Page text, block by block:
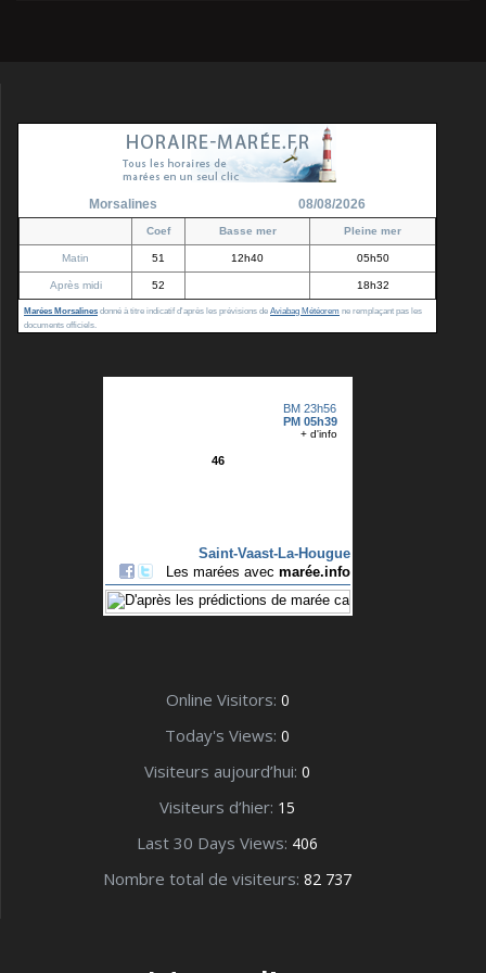
Morsalines 08/08/2026
Coef Basse mer Pleine mer
Matin 51 12h40 05h50
Après midi 52 18h32
Marées Morsalines donné à titre indicatif d'après les prévisions de Aviabag Météorem ne remplaçant pas les
documents officiels.
Online Visitors: 0
Today's Views: 0
Visiteurs aujourd’hui: 0
Visiteurs d’hier: 15
Last 30 Days Views: 406
Nombre total de visiteurs: 82 737